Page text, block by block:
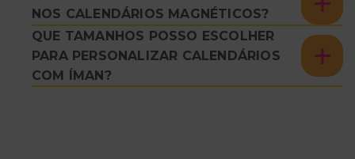
NOS CALENDÁRIOS MAGNÉTICOS?
QUE TAMANHOS POSSO ESCOLHER
PARA PERSONALIZAR CALENDÁRIOS
COM ÍMAN?